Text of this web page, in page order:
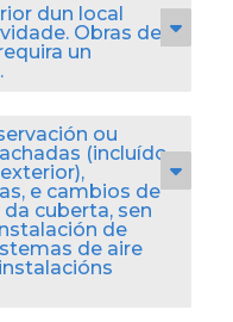
dun local
Obras de
un
ou
(incluído
e cambios de
cuberta, sen
de
de aire